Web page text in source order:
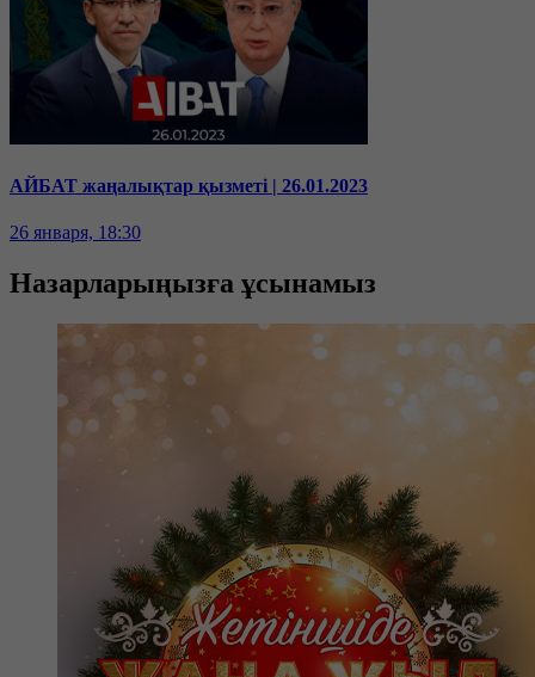
АЙБАТ жаңалықтар қызметі | 26.01.2023
26 января, 18:30
Назарларыңызға ұсынамыз